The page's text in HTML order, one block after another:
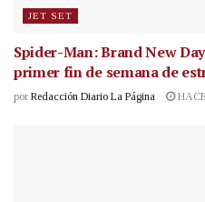
JET SET
Spider-Man: Brand New
primer fin de semana de
por Redacción Diario La Página